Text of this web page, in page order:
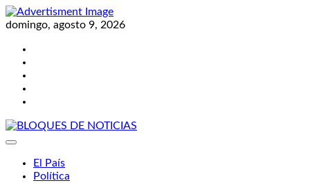
Skip
to
domingo, agosto 9, 2026
El País
Política